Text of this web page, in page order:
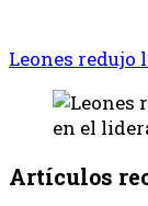
Leones redujo
Artículos